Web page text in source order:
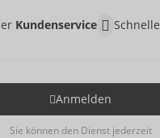
Kundenservice Schnelle
Anmelden
Sie können den Dienst jederzeit